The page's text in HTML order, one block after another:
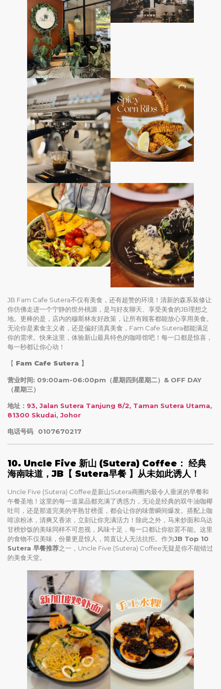
JB Fam Cafe Sutera不仅有美食，还有超赞的环境！清新的森系装修让
你仿佛走进一个宁静的世外桃源，是与好友聊天、享受美食的JB理想之
地。更棒的是，店内的穆斯林友好政策，让所有顾客都能放心享用美食。
无论你是素食主义者，还是偏好清真美食，Fam Cafe Sutera都能满足
你的需求。快来这里，体验新山最具特色的咖啡馆吧！每一口都是惊喜，
每一秒都让你心动！
【 Fam Cafe Sutera 】
营业时间: 09:00am-06:00pm（星期四到星期二）& OFF DAY
（星期三）
地址： 93, Jalan Sutera Tanjung 8/2, Taman Sutera Utama,
81300 Skudai, Johor
电话号码: 0107670217
10. Uncle Five 新山 (Sutera) Coffee： 经典
海南味道，JB【 Sutera早餐 】从未如此诱人！
Uncle Five (Sutera) Coffee是新山Sutera商圈内最令人垂涎的早餐和
午餐圣地！这里的每一道菜品都充满了诱惑力，无论是经典的双牛油咖椰
吐司，还是那道完美的半熟甘榜蛋，都会让你的味蕾瞬间爆发。搭配上咖
啡凉粉冰，清爽又香浓，立刻让你充满活力！除此之外，马来炒面和乌达
甘榜炒饭的美味同样不可忽视，风味十足，每一口都让你欲罢不能。这里
的食物不仅美味，份量更是惊人，简直让人无法抗拒。作为JB Top 10
Sutera 早餐推荐之一，Uncle Five (Sutera) Coffee无疑是你不能错过
的美食天堂。